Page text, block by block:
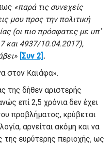
«παρά τις συνεχείς
μου προς την πολιτική
(οι πιο πρόσφατες με υπ’
και 4937/10.04.2017),
[Συν 2] .
στον Καϊάφα».
της δήθεν αριστερής
επί 2,5 χρόνια δεν έχει
προβλήματος, κρύβεται
αρνείται ακόμη και να
της ευρύτερης περιοχής, ως